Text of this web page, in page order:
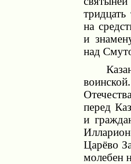
на
и
над
перед
и
Царёво
молебен